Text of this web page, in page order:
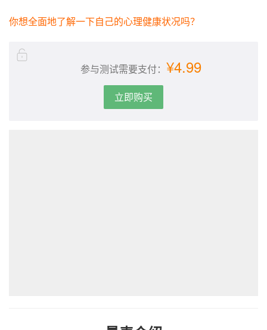
你想全面地了解一下自己的心理健康状况吗？
参与测试需要支付： ¥4.99
立即购买